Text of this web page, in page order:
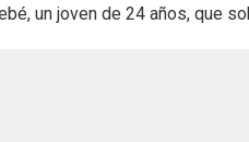
un joven de 24 años, que